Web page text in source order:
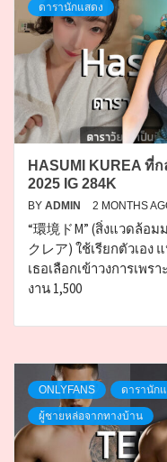
ดารานักแสดง
HASUMI KUREA ที่
2025 IG 284K
BY ADMIN 2 MONTHS
“環境ドM” (สิ่งแวดล้อม
クレア) ใช้เรียกตัวเอ
เธอเลือกเข้าวงการเพร
งาน 1,500
ONLYFANS ดารานัก
ผู้ชายหล่อจากทางบ้าน